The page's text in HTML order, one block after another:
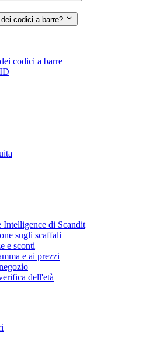
codici a barre?
codici a barre
Intelligence di Scandit
sugli scaffali
e sconti
e ai prezzi
dell'età